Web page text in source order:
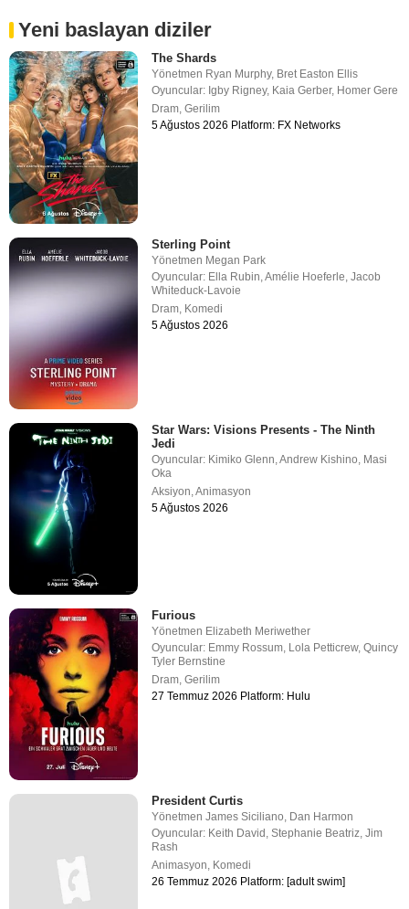
Yeni baslayan diziler
The Shards
Yönetmen Ryan Murphy, Bret Easton Ellis
Oyuncular: Igby Rigney, Kaia Gerber, Homer Gere
Dram,Gerilim
5 Ağustos 2026 Platform: FX Networks
Sterling Point
Yönetmen Megan Park
Oyuncular: Ella Rubin ,Amélie Hoeferle ,Jacob
Whiteduck-Lavoie
Dram Komedi
5 Ağustos 2026
Star Wars: Visions Presents - The Ninth
Jedi
Oyuncular: Kimiko Glenn,Andrew Kishino, Masi
Oka
Aksiyon,Animasyon
5 Ağustos 2026
Furious
Yönetmen Elizabeth Meriwether
Oyuncular: Emmy Rossum, Lola Petticrew,Quincy
Tyler Bernstine
Dram,Gerilim
27 Temmuz 2026 Platform: Hulu
President Curtis
YönetmenJames Siciliano, Dan Harmon
Oyuncular: Keith David ,Stephanie Beatriz,Jim
Rash
Animasyon, Komedi
26 Temmuz 2026 Platform: [adult swim]